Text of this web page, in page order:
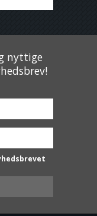
nyttige